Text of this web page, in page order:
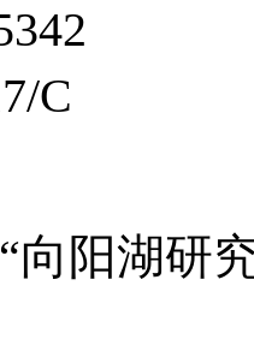
C
向阳湖研